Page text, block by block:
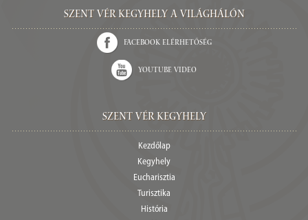
Szent Vér kegyhely a világhálón
Facebook elérhetőség
Youtube video
Szent Vér Kegyhely
Kezdőlap
Kegyhely
Eucharisztia
Turisztika
História